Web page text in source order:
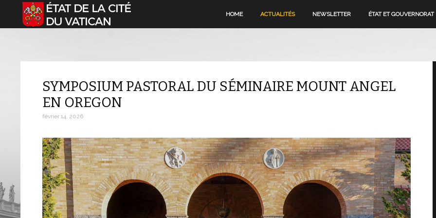
Sélectionnez votre langue HOME ACTUALITÉS NEWSLETTER ÉTAT ET GOUVERNORAT
SYMPOSIUM PASTORAL DU SÉMINAIRE MOUNT ANGEL
EN OREGON
février 14, 2026